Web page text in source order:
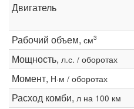
Двигатель
Рабочий объем, см3
Мощность, л.с. / оборотах
Момент, Н·м / оборотах
Расход комби, л на 100 км